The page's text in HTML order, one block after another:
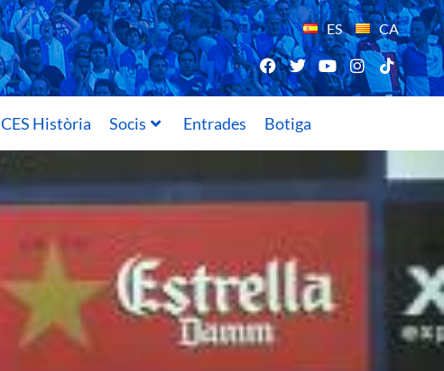
ES CA
CES Història Socis Entrades Botiga